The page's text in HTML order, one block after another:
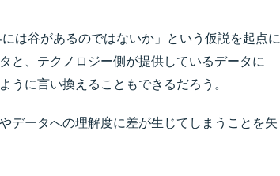
は谷があるのではないか」という仮説を起点に
と、テクノロジー側が提供しているデータに
うに言い換えることもできるだろう。
データへの理解度に差が生じてしまうことを矢